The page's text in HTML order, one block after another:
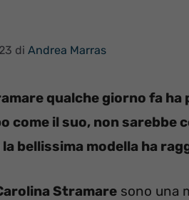
di Andrea Marras
qualche giorno fa
come il suo, non
bellissima modella ha
Stramare sono una